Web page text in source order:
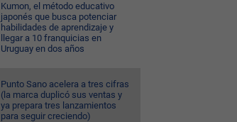
Kumon, el método educativo
japonés que busca potenciar
habilidades de aprendizaje y
llegar a 10 franquicias en
Uruguay en dos años
Punto Sano acelera a tres cifras
(la marca duplicó sus ventas y
ya prepara tres lanzamientos
para seguir creciendo)